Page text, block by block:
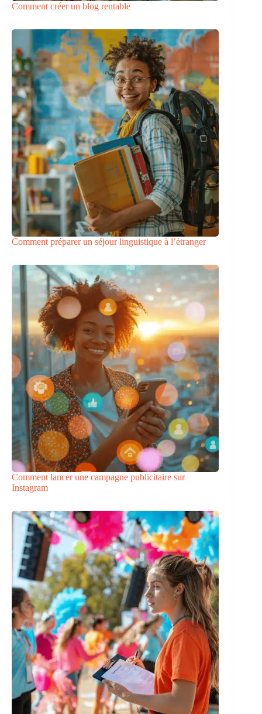
Comment créer un blog rentable
Comment préparer un séjour linguistique à l’étranger
Comment lancer une campagne publicitaire sur
Instagram